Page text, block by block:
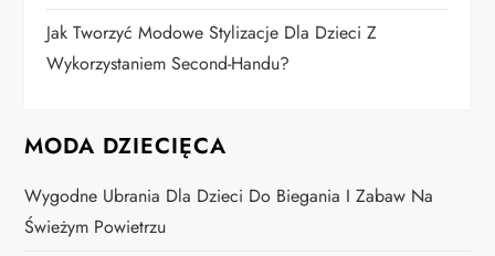
Jak Tworzyć Modowe Stylizacje Dla Dzieci Z
Wykorzystaniem Second-Handu?
MODA DZIECIĘCA
Wygodne Ubrania Dla Dzieci Do Biegania I Zabaw Na
Świeżym Powietrzu